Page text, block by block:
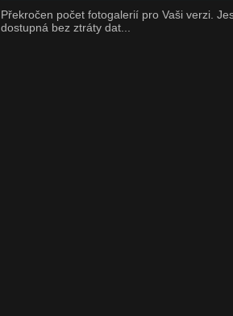
Překročen počet fotogalerií pro Vaši verzi.
dostupná bez ztráty dat...